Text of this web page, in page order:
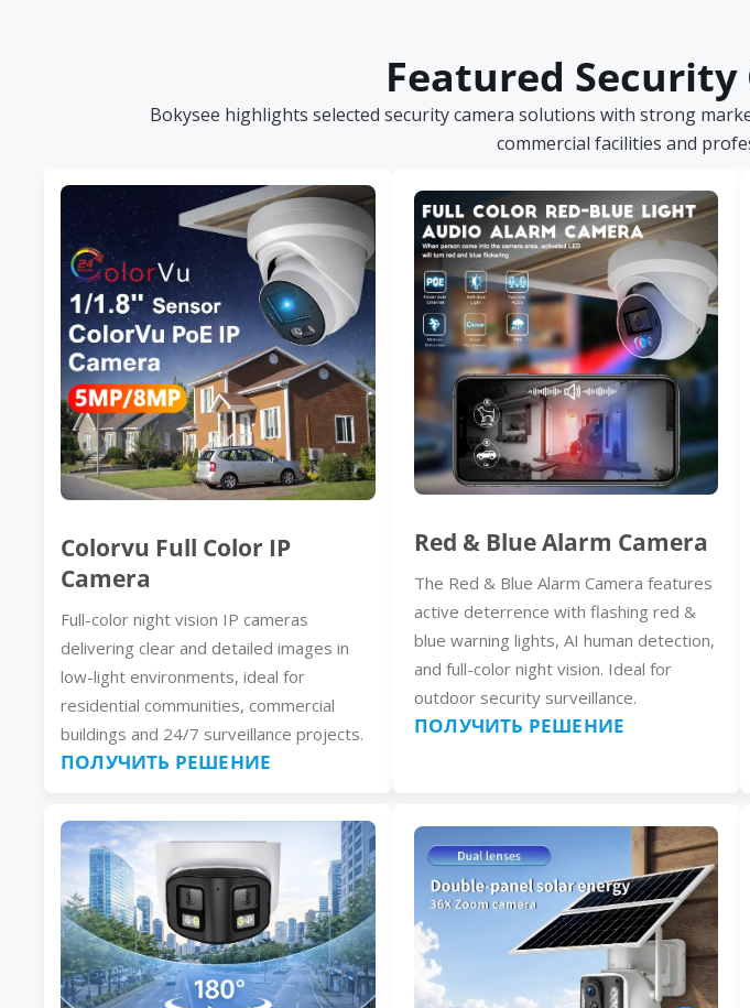
Featured
Bokysee highlights selected security camera solutions with strong
commercial facilities and
Colorvu Full Color IP
Camera
Full-color night vision IP cameras
delivering clear and detailed images in
low-light environments, ideal for
residential communities, commercial
buildings and 24/7 surveillance projects.
ПОЛУЧИТЬ РЕШЕНИЕ
Red & Blue Alarm Camera
The Red & Blue Alarm Camera features
active deterrence with flashing red &
blue warning lights, AI human detection,
and full-color night vision. Ideal for
outdoor security surveillance.
ПОЛУЧИТЬ РЕШЕНИЕ